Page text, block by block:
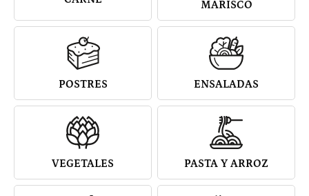
MARISCO
POSTRES ENSALADAS
VEGETALES PASTA Y ARROZ